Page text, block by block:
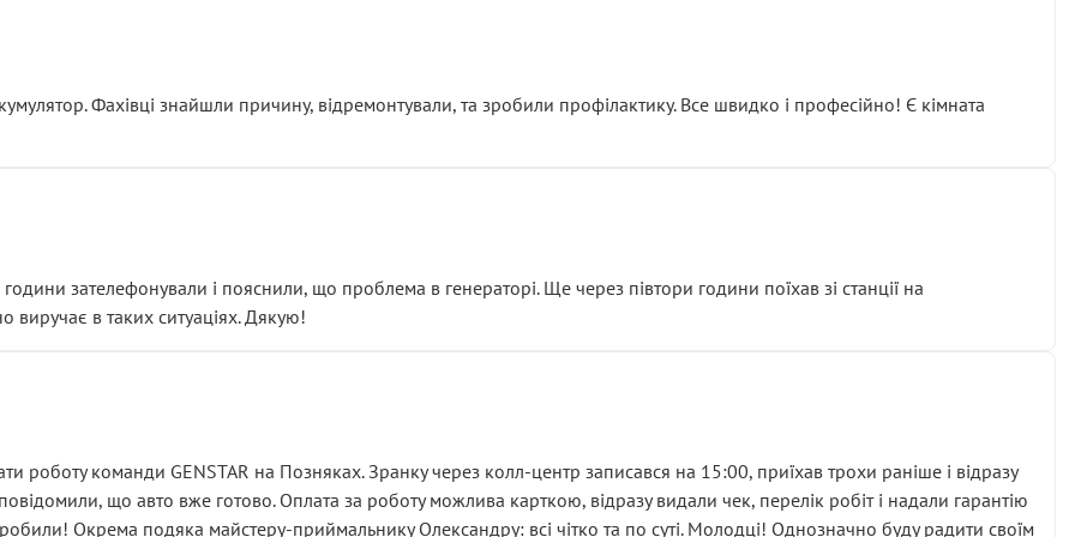
із головним гальмівним циліндром у зборі.
і тоді сервіс наче справив хороше враження. Але згодом знайшов декілька гайок під лобовим склом. Мені
хвилюватися. ( надіюсь новий власник, не застяг в полі))
підірвав.
а “аби швидше і дорожче”. Саме це і псує загальне враження та бажання повертатися.
Фахівці знайшли причину, відремонтували, та зробили профілактику. Все швидко і професійно! Є кімната
зателефонували і пояснили, що проблема в генераторі. Ще через півтори години поїхав зі станції на
виручає в таких ситуаціях. Дякую!
роботу команди GENSTAR на Позняках. Зранку через колл-центр записався на 15:00, приїхав трохи раніше і відразу
що авто вже готово. Оплата за роботу можлива карткою, відразу видали чек, перелік робіт і надали гарантію
Окрема подяка майстеру-приймальнику Олександру: всі чітко та по суті. Молодці! Однозначно буду радити своїм